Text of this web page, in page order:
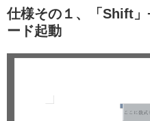
仕様その１、「Shift
ード起動